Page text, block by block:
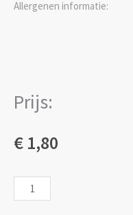
Allergenen informatie:
Prijs:
€ 1,80
Donderdag
gevulde